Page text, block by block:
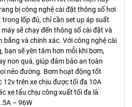
bị công nghệ cài đặt thông số hơi
lốp đủ, chỉ cần set up áp suất
sẽ chạy đến thông số cài đặt và
bằng và chính xác. Với công nghệ cài
bạn sẽ yên tâm hơn mỗi khi bơm,
non quá, giúp đảm bảo an toàn
nẻo đường. Bơm hoạt động tốt
12v trên xe chịu được tối đa 10A
xe tẩu chịu công xuất tối đa là
– 96W